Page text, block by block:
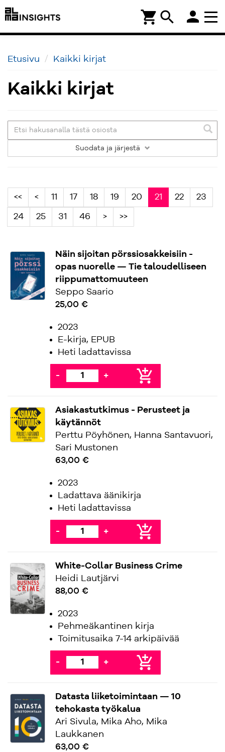
search
shopping_cart person
Etusivu Kaikki kirjat
Kaikki kirjat
Suodata ja järjestä
<< < 11 17 18 19 20 21 22 23
24 25 31 46 > >>
Näin sijoitan pörssiosakkeisiin -
opas nuorelle — Tie taloudelliseen
riippumattomuuteen
Seppo Saario
25,00 €
2023
E-kirja, EPUB
Heti ladattavissa
- + add_shopping_cart
Asiakastutkimus - Perusteet ja
käytännöt
Perttu Pöyhönen, Hanna Santavuori,
Sari Mustonen
63,00 €
2023
Ladattava äänikirja
Heti ladattavissa
- + add_shopping_cart
White-Collar Business Crime
Heidi Lautjärvi
88,00 €
2023
Pehmeäkantinen kirja
Toimitusaika 7-14 arkipäivää
- + add_shopping_cart
Datasta liiketoimintaan — 10
tehokasta työkalua
Ari Sivula, Mika Aho, Mika
Laukkanen
63,00 €